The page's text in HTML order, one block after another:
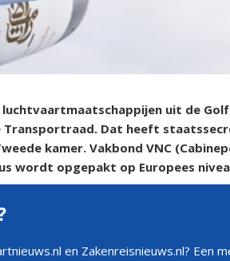
luchtvaartmaatschappijen uit de
Transportraad. Dat heeft
kamer. Vakbond VNC
wordt opgepakt op Europees
en Zakenreisnieuws.nl? Een